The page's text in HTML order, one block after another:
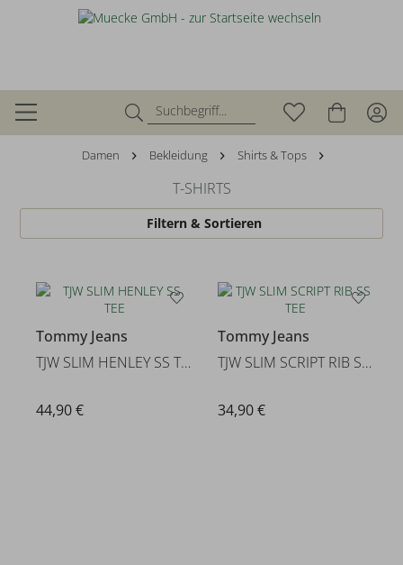
Damen Bekleidung Shirts & Tops
T-SHIRTS
Filtern & Sortieren
Tommy Jeans
TJW SLIM HENLEY SS TEE
44,90 €
Tommy Jeans
TJW SLIM SCRIPT RIB SS TEE
34,90 €